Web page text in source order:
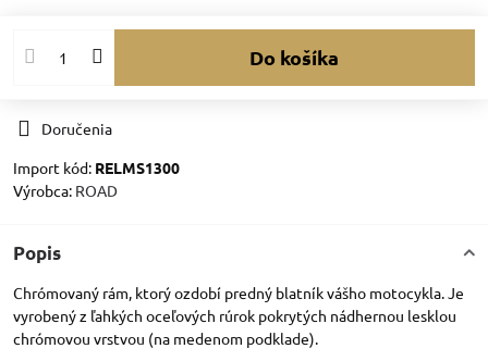
Do košíka
Doručenia
Import kód: RELMS1300
Výrobca: ROAD
Popis
Chrómovaný rám, ktorý ozdobí predný blatník vášho motocykla. Je
vyrobený z ľahkých oceľových rúrok pokrytých nádhernou lesklou
chrómovou vrstvou (na medenom podklade).